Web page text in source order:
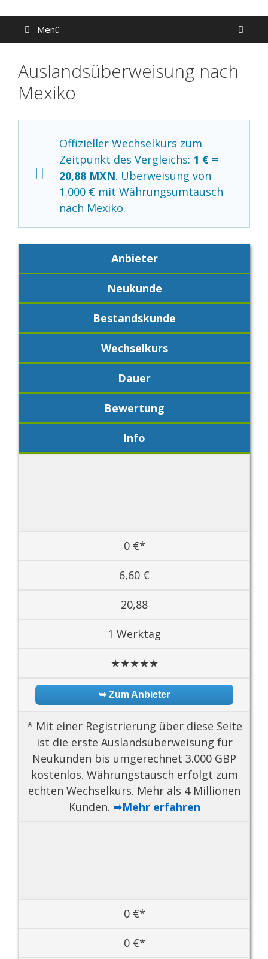
Inhalt
springen
Menü
Auslandsüberweisung nach
Mexiko
Offizieller Wechselkurs zum
Zeitpunkt des Vergleichs: 1 € =
20,88 MXN. Überweisung von
1.000 € mit Währungsumtausch
nach Mexiko.
Anbieter
Neukunde
Bestandskunde
Wechselkurs
Dauer
Bewertung
Info
0 €*
6,60 €
20,88
1 Werktag
★★★★★
➥ Zum Anbieter
* Mit einer Registrierung über diese Seite
ist die erste Auslandsüberweisung für
Neukunden bis umgerechnet 3.000 GBP
kostenlos. Währungstausch erfolgt zum
echten Wechselkurs. Mehr als 4 Millionen
Kunden. ➥Mehr erfahren
0 €*
0 €*